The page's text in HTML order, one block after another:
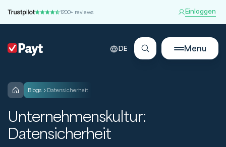
1200+ reviews Einloggen
DE Menu
blogs Datensicherheit
Unternehmenskultur:
Datensicherheit